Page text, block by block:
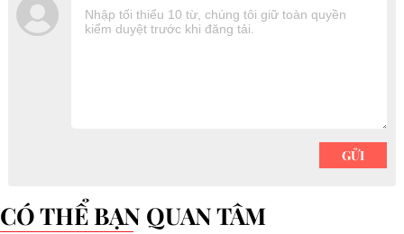
CÓ THỂ BẠN QUAN TÂM